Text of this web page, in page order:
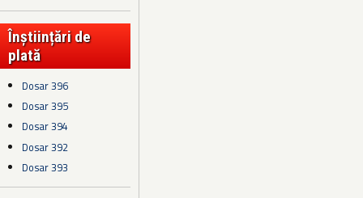
Înștiințări de
plată
Dosar 396
Dosar 395
Dosar 394
Dosar 392
Dosar 393